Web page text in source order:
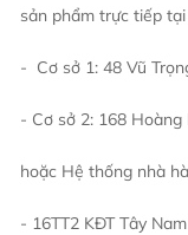
sản phẩm trực tiếp
- Cơ sở 1: 48 Vũ
- Cơ sở 2: 168 Hoàng
hoặc Hệ thống nhà
- 16TT2 KĐT Tây